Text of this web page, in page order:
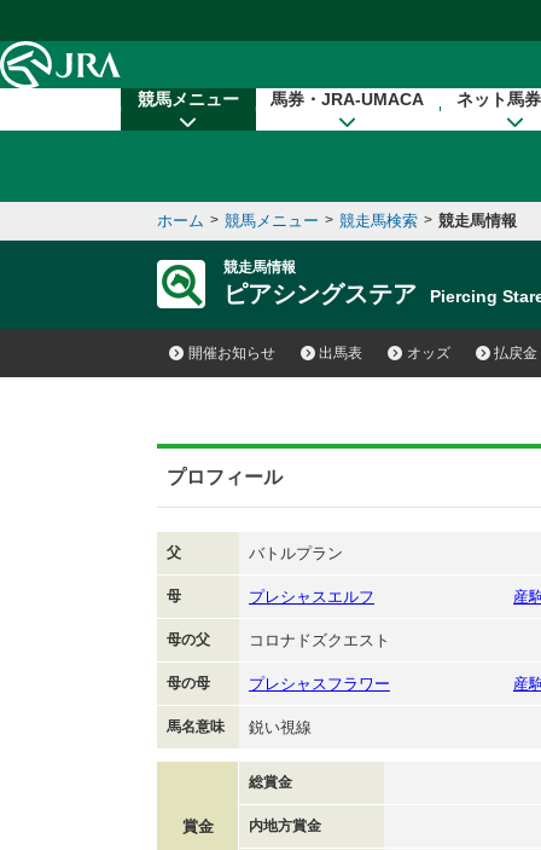
競馬メニュー 馬券・JRA-UMACA ネット馬
ホーム > 競馬メニュー > 競走馬検索 > 競走馬情報
競走馬情報
ピアシングステア Piercing
開催お知らせ 出馬表 オッズ 払戻金
プロフィール
父 バトルプラン
母 プレシャスエルフ 産
母の父 コロナドズクエスト
母の母 プレシャスフラワー 産
馬名意味 鋭い視線
賞金
総賞金
内地方賞金